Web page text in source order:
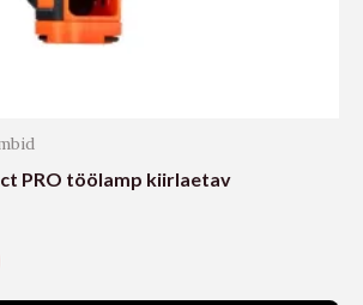
PRO töölamp kiirlaetav